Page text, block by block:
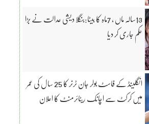
13سالہ ماں ، 7ماہ کا بیٹا:بنگلا دیشی عدالت نے بڑا
حکم جاری کر دیا
انگلینڈ کے فاسٹ بولر جان ٹرنر کا 25 سال کی عمر
میں کرکٹ سے اچانک ریٹائرمنٹ کا اعلان